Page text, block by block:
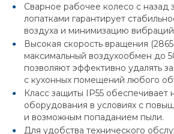
Сварное рабочее колесо с назад
лопатками гарантирует
воздуха и минимизацию
Высокая скорость вращения
максимальный воздухообмен до
позволяют эффективно удалять
с кухонных помещений любого
Класс защиты IP55
оборудования в условиях с
и возможным попаданием пыли.
Для удобства технического